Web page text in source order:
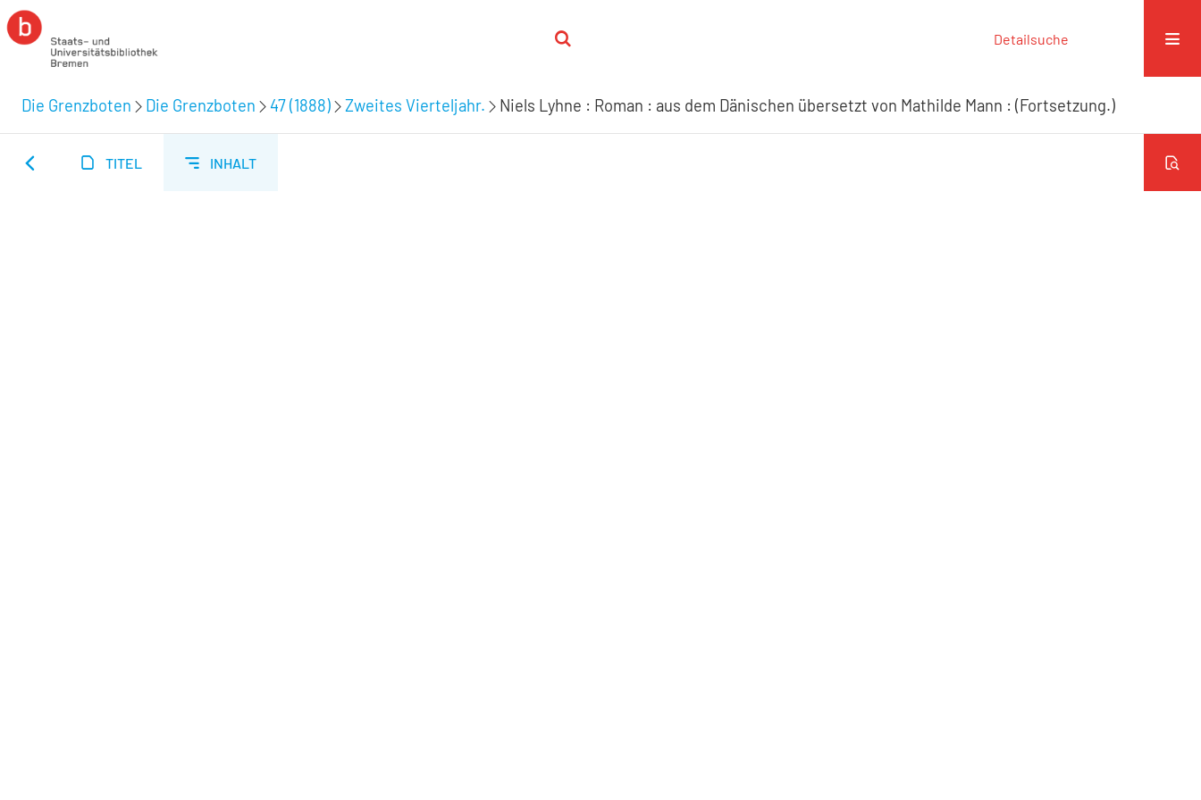
Detailsuche
Die Grenzboten Die Grenzboten 47 (1888) Zweites Vierteljahr. Niels Lyhne : Roman : aus dem Dänischen übersetzt von Mathilde Mann : (Fortsetzung.)
TITEL INHALT